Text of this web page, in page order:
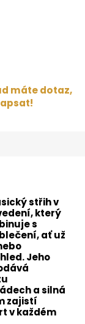
máte dotaz,
střih v
který
s
ať už
Jeho
a silná
zajistí
v každém